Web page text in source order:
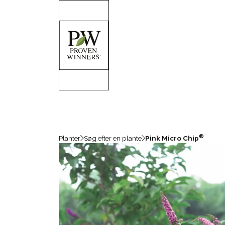
Planter Søg efter en plante Pink Micro Chip®